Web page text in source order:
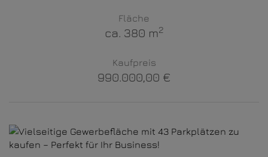
Fläche
ca. 380 m2
Kaufpreis
990.000,00 €